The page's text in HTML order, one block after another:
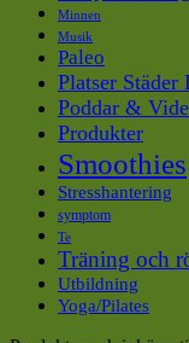
Minnen
Musik
Paleo
Platser Städer
Poddar &
Produkter
Smoothies
Stresshantering
symptom
Te
Träning och
Utbildning
Yoga/Pilates